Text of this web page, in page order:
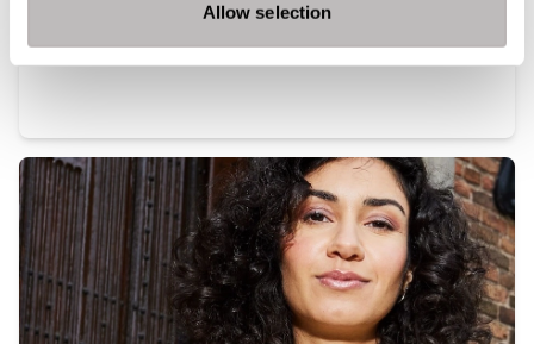
Allow selection
De module Disruption, Innovation and Governance
start bij de oorzaken en gevolgen van disruptie voor
ondernemingen, ketens, sectoren en niet te
begrijpen van onderliggende structuren en
dynamiek van disruptie.